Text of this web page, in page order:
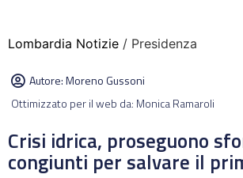
Lombardia Notizie / Presidenza
Autore:Moreno Gussoni
Ottimizzato per il web da: Monica Ramaroli
Crisi idrica, proseguono
congiunti per salvare il